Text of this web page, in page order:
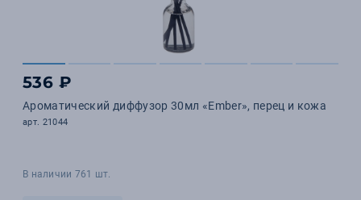
536 ₽
Ароматический диффузор 30мл «Ember», перец и кожа
арт. 21044
В наличии 761 шт.